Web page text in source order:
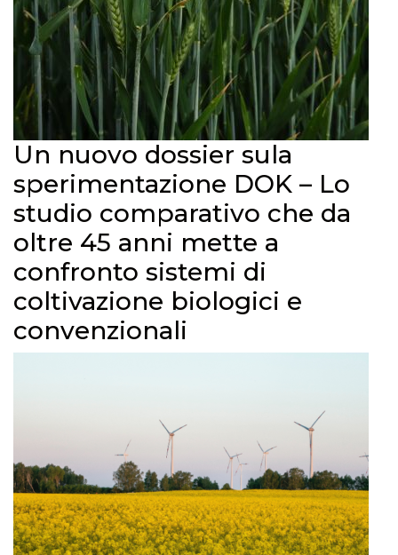
Un nuovo dossier sula
sperimentazione DOK – Lo
studio comparativo che da
oltre 45 anni mette a
confronto sistemi di
coltivazione biologici e
convenzionali